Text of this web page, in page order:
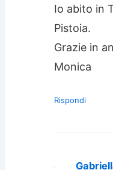
Io abito in
Pistoia.
Grazie in
Monica
Rispondi